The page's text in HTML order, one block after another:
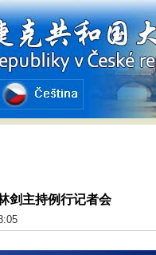
剑主持例行记者会